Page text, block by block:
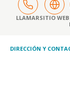
LLAMARSITIO WEB
DIRECCIÓN Y